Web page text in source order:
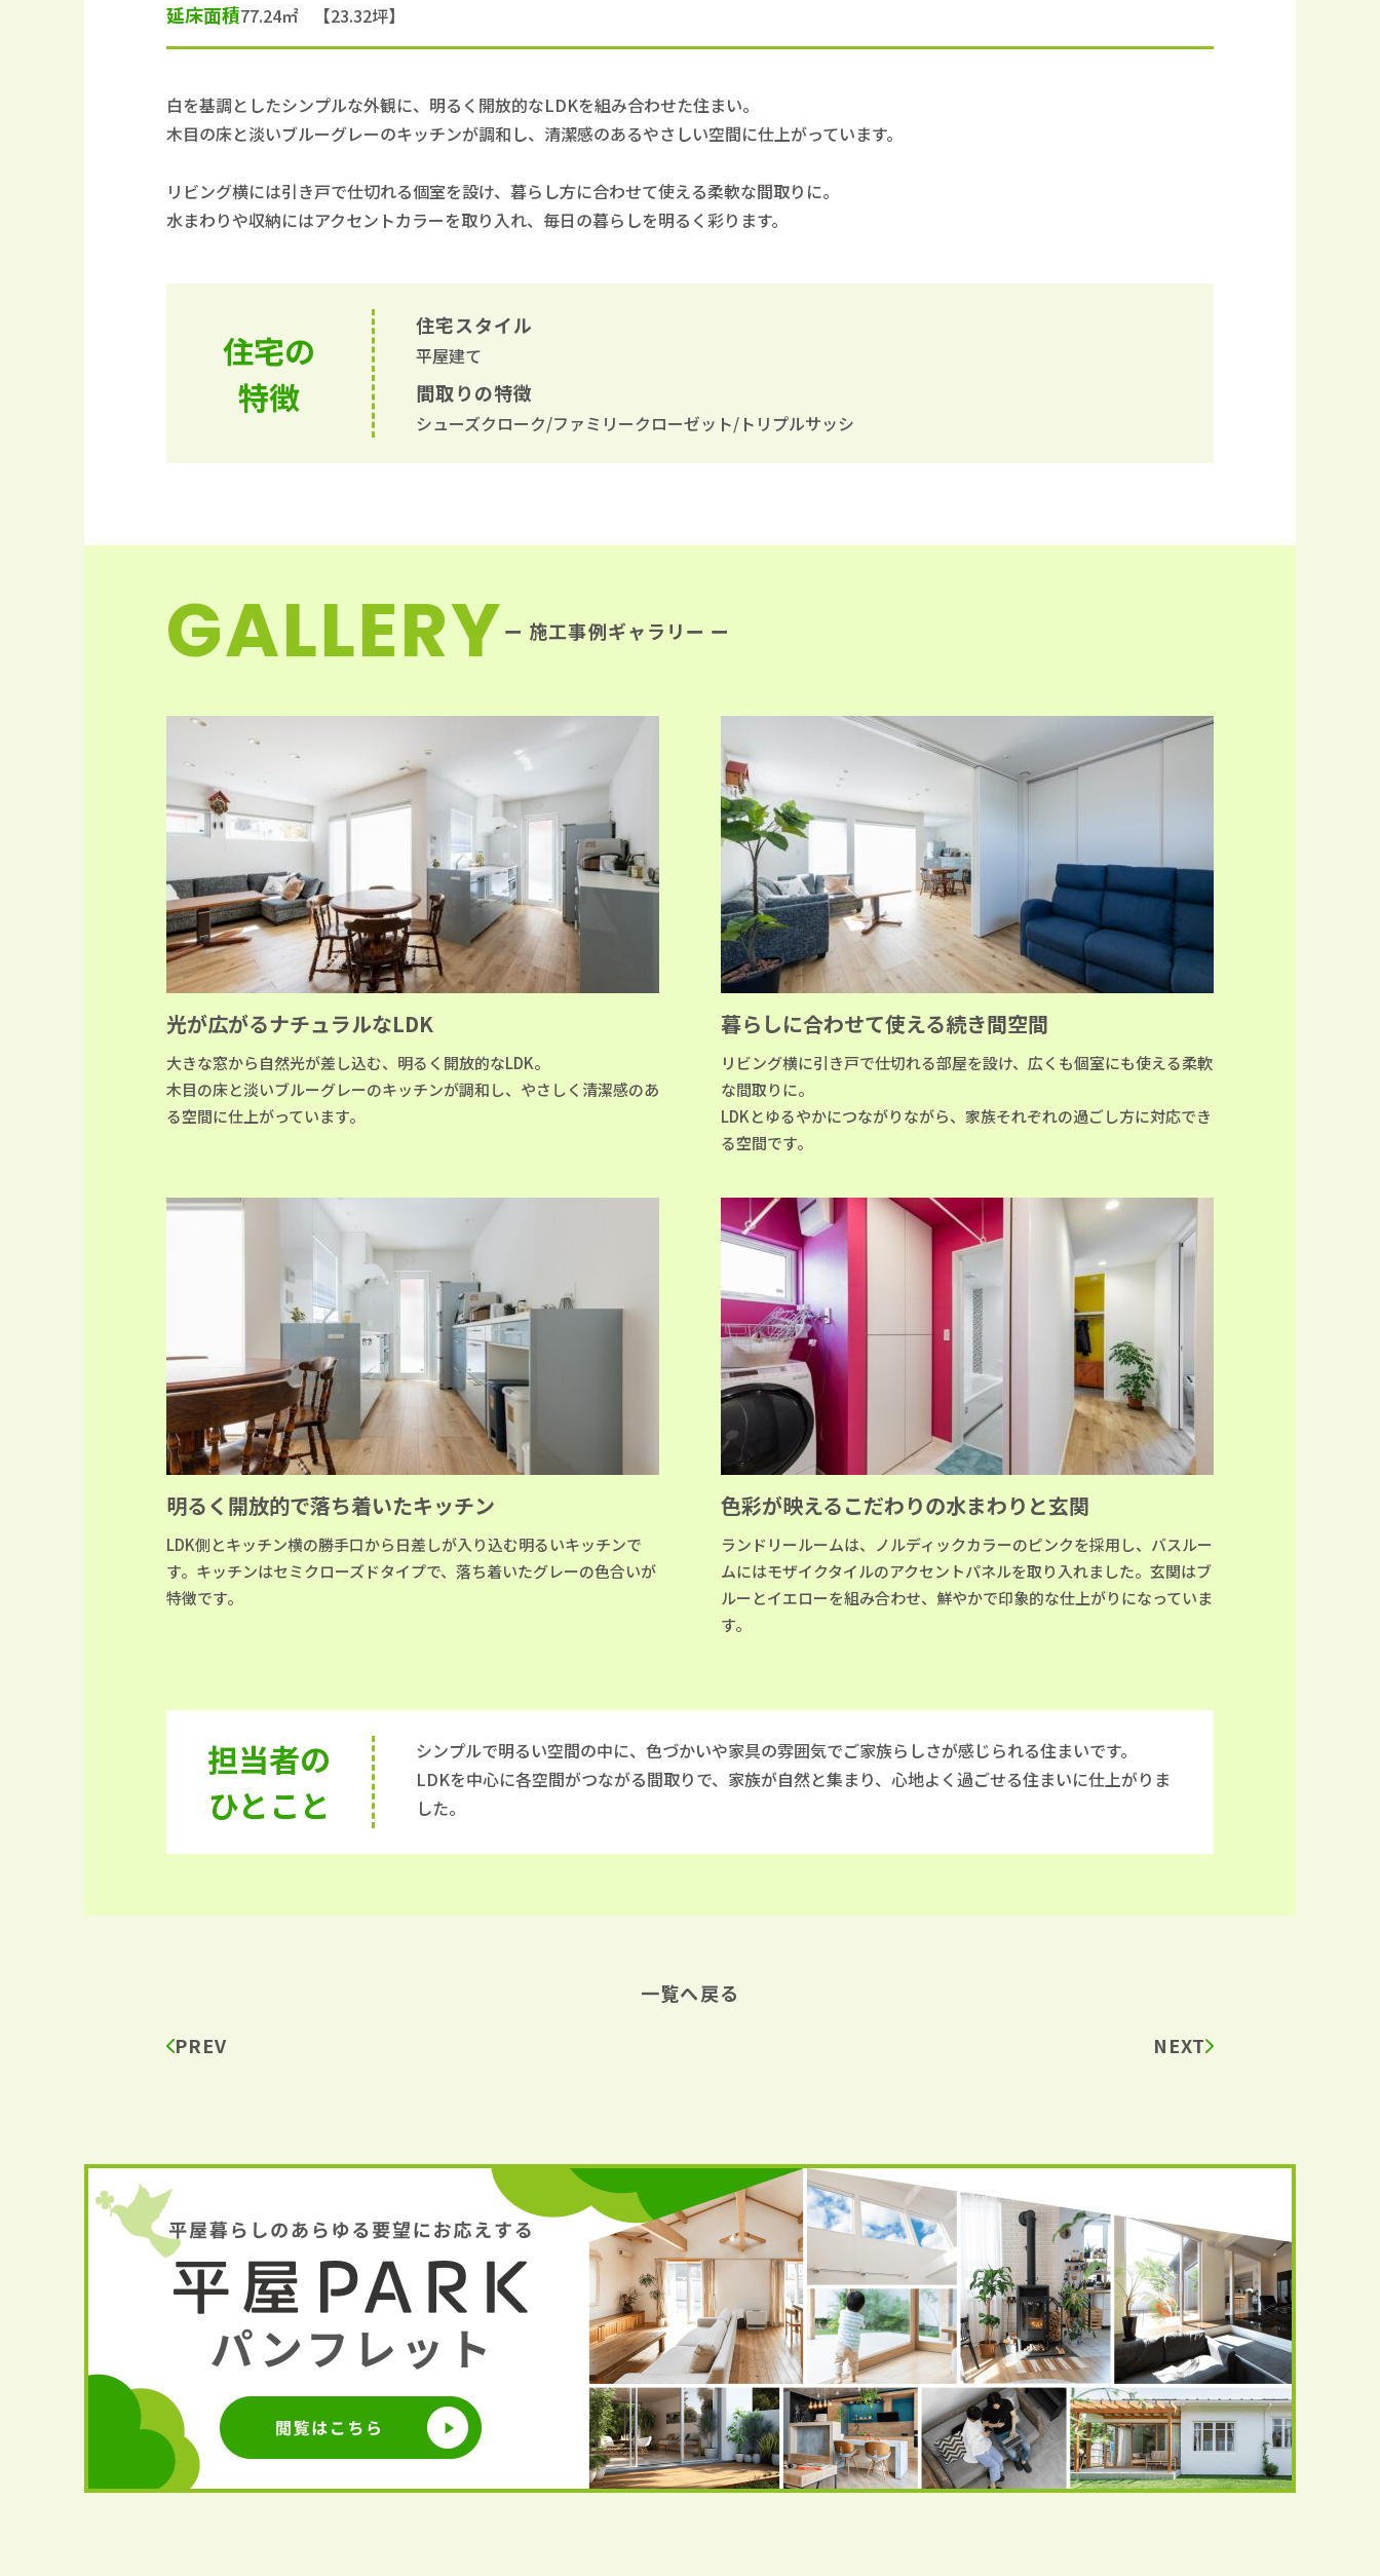
延床面積77.24㎡ 【23.32坪】
白を基調としたシンプルな外観に、明るく開放的なLDKを組み合わせた住まい。
木目の床と淡いブルーグレーのキッチンが調和し、清潔感のあるやさしい空間に仕上がっています。
リビング横には引き戸で仕切れる個室を設け、暮らし方に合わせて使える柔軟な間取りに。
水まわりや収納にはアクセントカラーを取り入れ、毎日の暮らしを明るく彩ります。
住宅の
特徴
住宅スタイル
平屋建て
間取りの特徴
シューズクローク/ファミリークローゼット/トリプルサッシ
GALLERYー 施工事例ギャラリー ー
光が広がるナチュラルなLDK
大きな窓から自然光が差し込む、明るく開放的なLDK。
木目の床と淡いブルーグレーのキッチンが調和し、やさしく清潔感のあ
る空間に仕上がっています。
暮らしに合わせて使える続き間空間
リビング横に引き戸で仕切れる部屋を設け、広くも個室にも使える柔軟
な間取りに。
LDKとゆるやかにつながりながら、家族それぞれの過ごし方に対応でき
る空間です。
明るく開放的で落ち着いたキッチン
LDK側とキッチン横の勝手口から日差しが入り込む明るいキッチンで
す。キッチンはセミクローズドタイプで、落ち着いたグレーの色合いが
特徴です。
色彩が映えるこだわりの水まわりと玄関
ランドリールームは、ノルディックカラーのピンクを採用し、バスルー
ムにはモザイクタイルのアクセントパネルを取り入れました。玄関はブ
ルーとイエローを組み合わせ、鮮やかで印象的な仕上がりになっていま
す。
担当者の
ひとこと
シンプルで明るい空間の中に、色づかいや家具の雰囲気でご家族らしさが感じられる住まいです。
LDKを中心に各空間がつながる間取りで、家族が自然と集まり、心地よく過ごせる住まいに仕上がりま
した。
一覧へ戻る
PREV
NEXT